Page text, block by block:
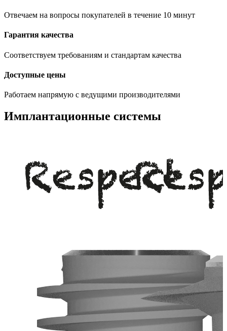
Отвечаем на вопросы покупателей в течение 10 минут
Гарантия качества
Соответствуем требованиям и стандартам качества
Доступные цены
Работаем напрямую с ведущими производителями
Имплантационные системы